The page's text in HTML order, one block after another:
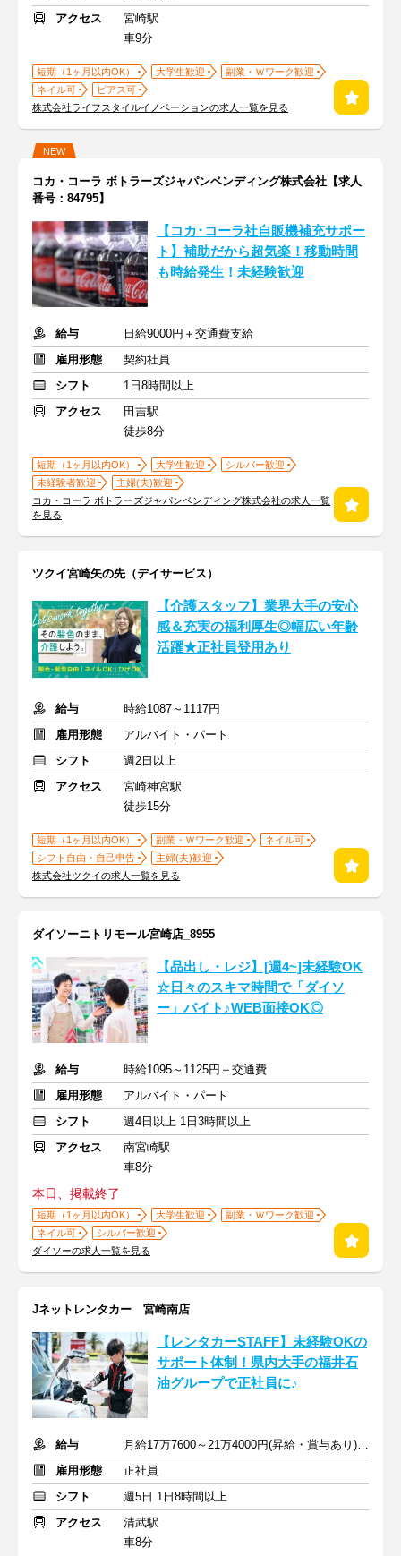
アクセス
宮崎駅
車9分
短期（1ヶ月以内OK） 大学生歓迎
副業・Ｗワーク歓迎
ネイル可
ピアス可
株式会社ライフスタイルイノベーションの求人一覧を見る
NEW
コカ・コーラ ボトラーズジャパンベンディング株式会社【求人
番号：84795】
【コカ･コーラ社自販機補充サポー
ト】補助だから超気楽！移動時間
も時給発生！未経験歓迎
給与
日給9000円＋交通費支給
雇用形態
契約社員
シフト
1日8時間以上
アクセス
田吉駅
徒歩8分
短期（1ヶ月以内OK） 大学生歓迎
シルバー歓迎
未経験者歓迎
主婦(夫)歓迎
コカ・コーラ ボトラーズジャパンベンディング株式会社の求人一覧
を見る
ツクイ宮崎矢の先（デイサービス）
【介護スタッフ】業界大手の安心
感＆充実の福利厚生◎幅広い年齢
活躍★正社員登用あり
給与
時給1087～1117円
雇用形態
アルバイト・パート
シフト
週2日以上
アクセス
宮崎神宮駅
徒歩15分
短期（1ヶ月以内OK） 副業・Ｗワーク歓迎
ネイル可
シフト自由・自己申告
主婦(夫)歓迎
株式会社ツクイの求人一覧を見る
ダイソーニトリモール宮崎店_8955
【品出し・レジ】[週4~]未経験OK
☆日々のスキマ時間で「ダイソ
ー」バイト♪WEB面接OK◎
給与
時給1095～1125円＋交通費
雇用形態
アルバイト・パート
シフト
週4日以上 1日3時間以上
アクセス
南宮崎駅
車8分
本日、掲載終了
短期（1ヶ月以内OK） 大学生歓迎
副業・Ｗワーク歓迎
ネイル可
シルバー歓迎
ダイソーの求人一覧を見る
Jネットレンタカー 宮崎南店
【レンタカーSTAFF】未経験OKの
サポート体制！県内大手の福井石
油グループで正社員に♪
給与
月給17万7600～21万4000円(昇給・賞与あり)＋交通費
雇用形態
正社員
シフト
週5日 1日8時間以上
アクセス
清武駅
車8分